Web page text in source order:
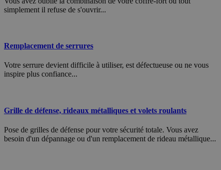
simplement il refuse de s'ouvrir...
Remplacement de serrures
Votre serrure devient difficile à utiliser, est défectueuse ou ne vous
inspire plus confiance...
Grille de défense, rideaux métalliques et volets roulants
Pose de grilles de défense pour votre sécurité totale. Vous avez
besoin d'un dépannage ou d'un remplacement de rideau métallique...